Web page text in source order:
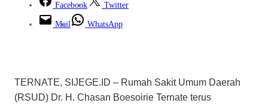
Facebook Twitter
Mail WhatsApp
TERNATE, SIJEGE.ID – Rumah Sakit Umum Daerah
(RSUD) Dr. H. Chasan Boesoirie Ternate terus